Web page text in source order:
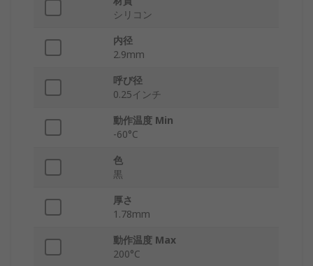
シリコン
内径
2.9mm
呼び径
0.25インチ
動作温度 Min
-60°C
色
黒
厚さ
1.78mm
動作温度 Max
200°C